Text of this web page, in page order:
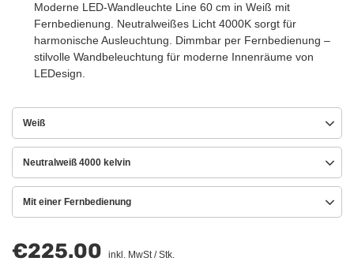
Moderne LED-Wandleuchte Line 60 cm in Weiß mit
Fernbedienung. Neutralweißes Licht 4000K sorgt für
harmonische Ausleuchtung. Dimmbar per Fernbedienung –
stilvolle Wandbeleuchtung für moderne Innenräume von
LEDesign.
Weiß
Neutralweiß 4000 kelvin
Mit einer Fernbedienung
€225.00 inkl. MwSt/Stk.